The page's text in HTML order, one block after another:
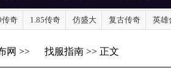
传奇 1.85传奇 仿盛大 复古传奇 英雄
网 >> 找服指南 >> 正文